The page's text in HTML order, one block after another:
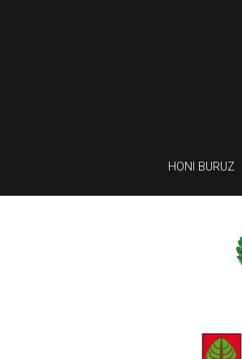
HONI BURUZ